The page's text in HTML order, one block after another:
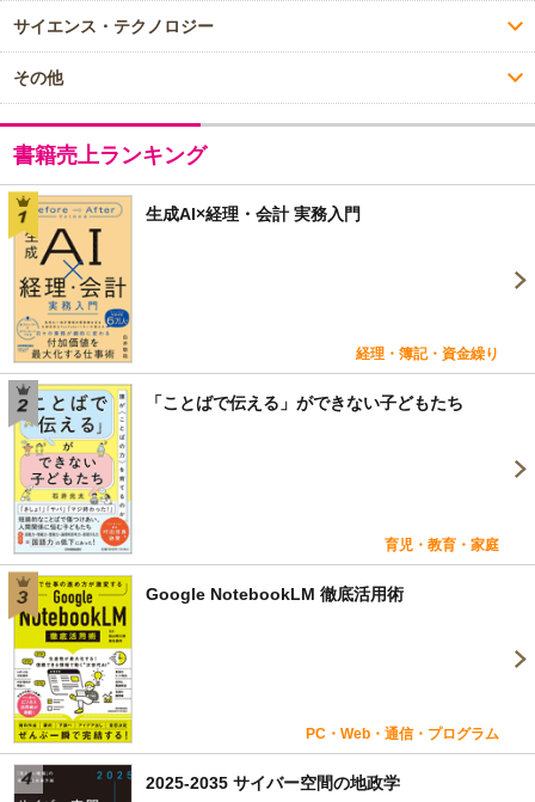
サイエンス・テクノロジー
その他
書籍売上ランキング
生成AI×経理・会計 実務入門
経理・簿記・資金繰り
「ことばで伝える」ができない子どもたち
育児・教育・家庭
Google NotebookLM 徹底活用術
PC・Web・通信・プログラム
2025-2035 サイバー空間の地政学